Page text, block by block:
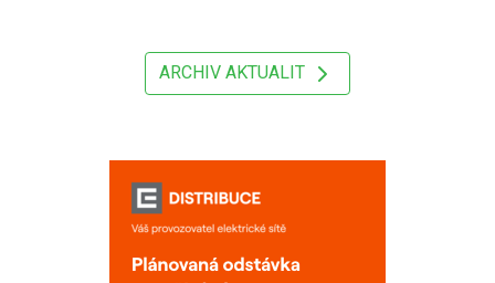
ARCHIV AKTUALIT